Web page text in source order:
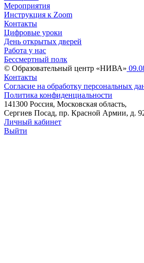
Мероприятия
Инструкция к Zoom
Контакты
Цифровые уроки
День открытых дверей
Работа у нас
Бессмертный полк
© Образовательный центр «НИВА»
Контакты
Согласие на обработку персональных
Политика конфиденциальности
141300 Россия, Московская область,
Сергиев Посад, пр. Красной Армии, д.
Личный кабинет
Выйти